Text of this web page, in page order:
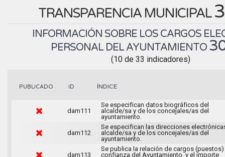
TRANSPARENCIA MUNICIPAL
INFORMACIÓN SOBRE LOS CARGOS
PERSONAL DEL AYUNTAMIENTO
(10 de 33 indicadores)
PUBLICADO ID ÍNDICE
dam111
Se especifican datos biográficos del
alcalde/sa y de los concejales/as del
ayuntamiento.
dam112
Se especifican las direcciones
alcalde/sa y de los concejales/as del
ayuntamiento.
dam113
Se publica la relación de cargos
confianza del Ayuntamiento, y el importe